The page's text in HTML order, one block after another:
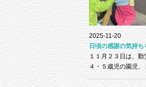
2025-11-20
日頃の感謝の気持ち
１１月２３日は、勤
４・５歳児の園児